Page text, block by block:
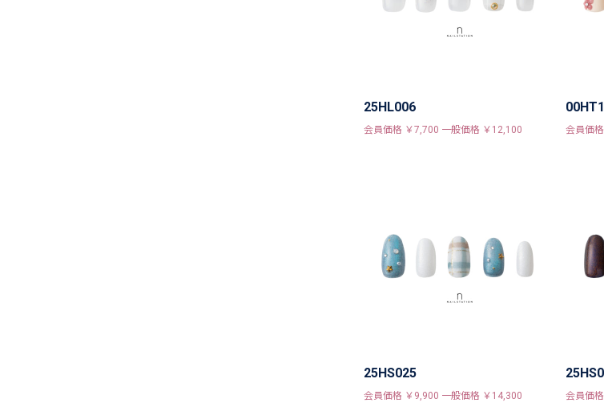
25HL006
会員価格 ￥7,700 一般価格 ￥12,100 会員価
25HS025
会員価格 ￥9,900 一般価格 ￥14,300 会員価